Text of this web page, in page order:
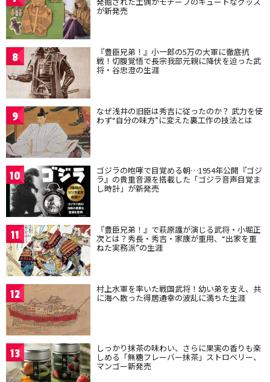
が新発売
8 『豊臣兄弟！』小一郎の5万の大軍に徹底抗
戦！切腹覚悟で長宗我部元親に降伏を迫った武
将・谷忠澄の生涯
9 なぜ浅井の旧臣は秀吉に従ったのか？ 武力を使
わず“自分の味方”に変えた裏工作の技法とは
10 ゴジラの咆哮で目覚める朝…1954年公開『ゴジ
ラ』の貴重音源を搭載した「ゴジラ音声目覚ま
し時計」が新発売
11 『豊臣兄弟！』で萩原護が演じる武将・小堀正
次とは？秀長・秀吉・家康が重用、“出家を重
ねた実務派”の生涯
12 村上水軍を率いた戦国武将！幼い弟を支え、共
に海へ散った得居通幸の波乱に満ちた生涯
13 しっかり抹茶の味わい、さらに果実の香りも楽
しめる「無糖フレーバー抹茶」ストロベリー、
マンゴー新発売